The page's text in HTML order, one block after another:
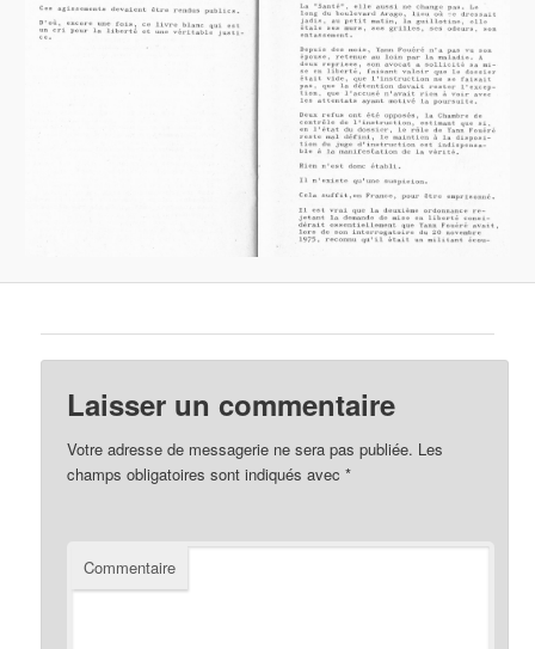
Laisser un commentaire
Votre adresse de messagerie ne sera pas publiée. Les
champs obligatoires sont indiqués avec*
Commentaire